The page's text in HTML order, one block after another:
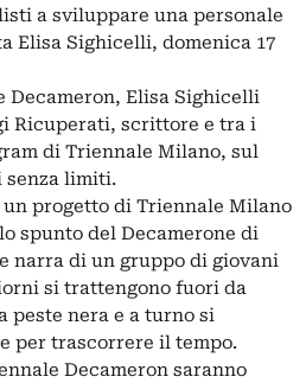
a sviluppare una personale
Elisa Sighicelli, domenica 17
Decameron, Elisa Sighicelli
Ricuperati, scrittore e tra i
di Triennale Milano, sul
senza limiti.
progetto di Triennale Milano
spunto del Decamerone di
narra di un gruppo di giovani
si trattengono fuori da
peste nera e a turno si
per trascorrere il tempo.
Decameron saranno